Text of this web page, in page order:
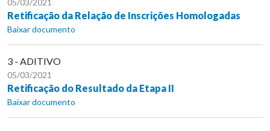
Retificação da Relação de Inscrições Homologadas
Baixar documento
3 - ADITIVO
05/03/2021
Retificação do Resultado da Etapa II
Baixar documento